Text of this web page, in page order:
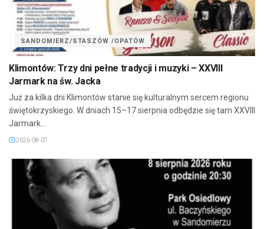
SANDOMIERZ/STASZÓW /OPATÓW
Klimontów: Trzy dni pełne tradycji i muzyki – XXVIII
Jarmark na św. Jacka
Już za kilka dni Klimontów stanie się kulturalnym sercem regionu
świętokrzyskiego. W dniach 15–17 sierpnia odbędzie się tam XXVIII
Jarmark...
2026-08-07